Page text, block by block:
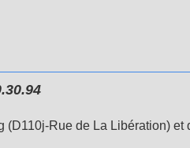
Rue de La Libération) et